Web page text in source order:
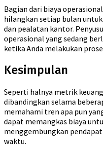
Bagian dari biaya
hilangkan setiap bulan
dan pealatan kantor.
operasional yang sedang
ketika Anda melakukan
Kesimpulan
Seperti halnya metrik
dibandingkan selama
memahami tren apa pun
dapat memangkas biaya
menggembungkan
waktu.